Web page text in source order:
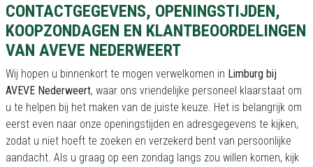
CONTACTGEGEVENS, OPENINGSTIJDEN,
KOOPZONDAGEN EN KLANTBEOORDELINGEN
VAN AVEVE NEDERWEERT
Wij hopen u binnenkort te mogen verwelkomen in Limburg bij
AVEVE Nederweert, waar ons vriendelijke personeel klaarstaat om
u te helpen bij het maken van de juiste keuze. Het is belangrijk om
eerst even naar onze openingstijden en adresgegevens te kijken,
zodat u niet hoeft te zoeken en verzekerd bent van persoonlijke
aandacht. Als u graag op een zondag langs zou willen komen, kijk